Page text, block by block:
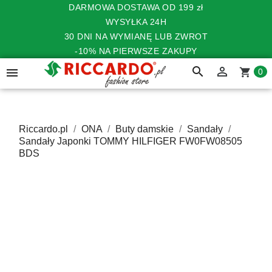
DARMOWA DOSTAWA OD 199 zł
WYSYŁKA 24H
30 DNI NA WYMIANĘ LUB ZWROT
-10% NA PIERWSZE ZAKUPY
 search  shopping_cart 0
Riccardo.pl ONA Buty damskie
Sandały
Sandały Japonki TOMMY HILFIGER FW0FW08505
BDS